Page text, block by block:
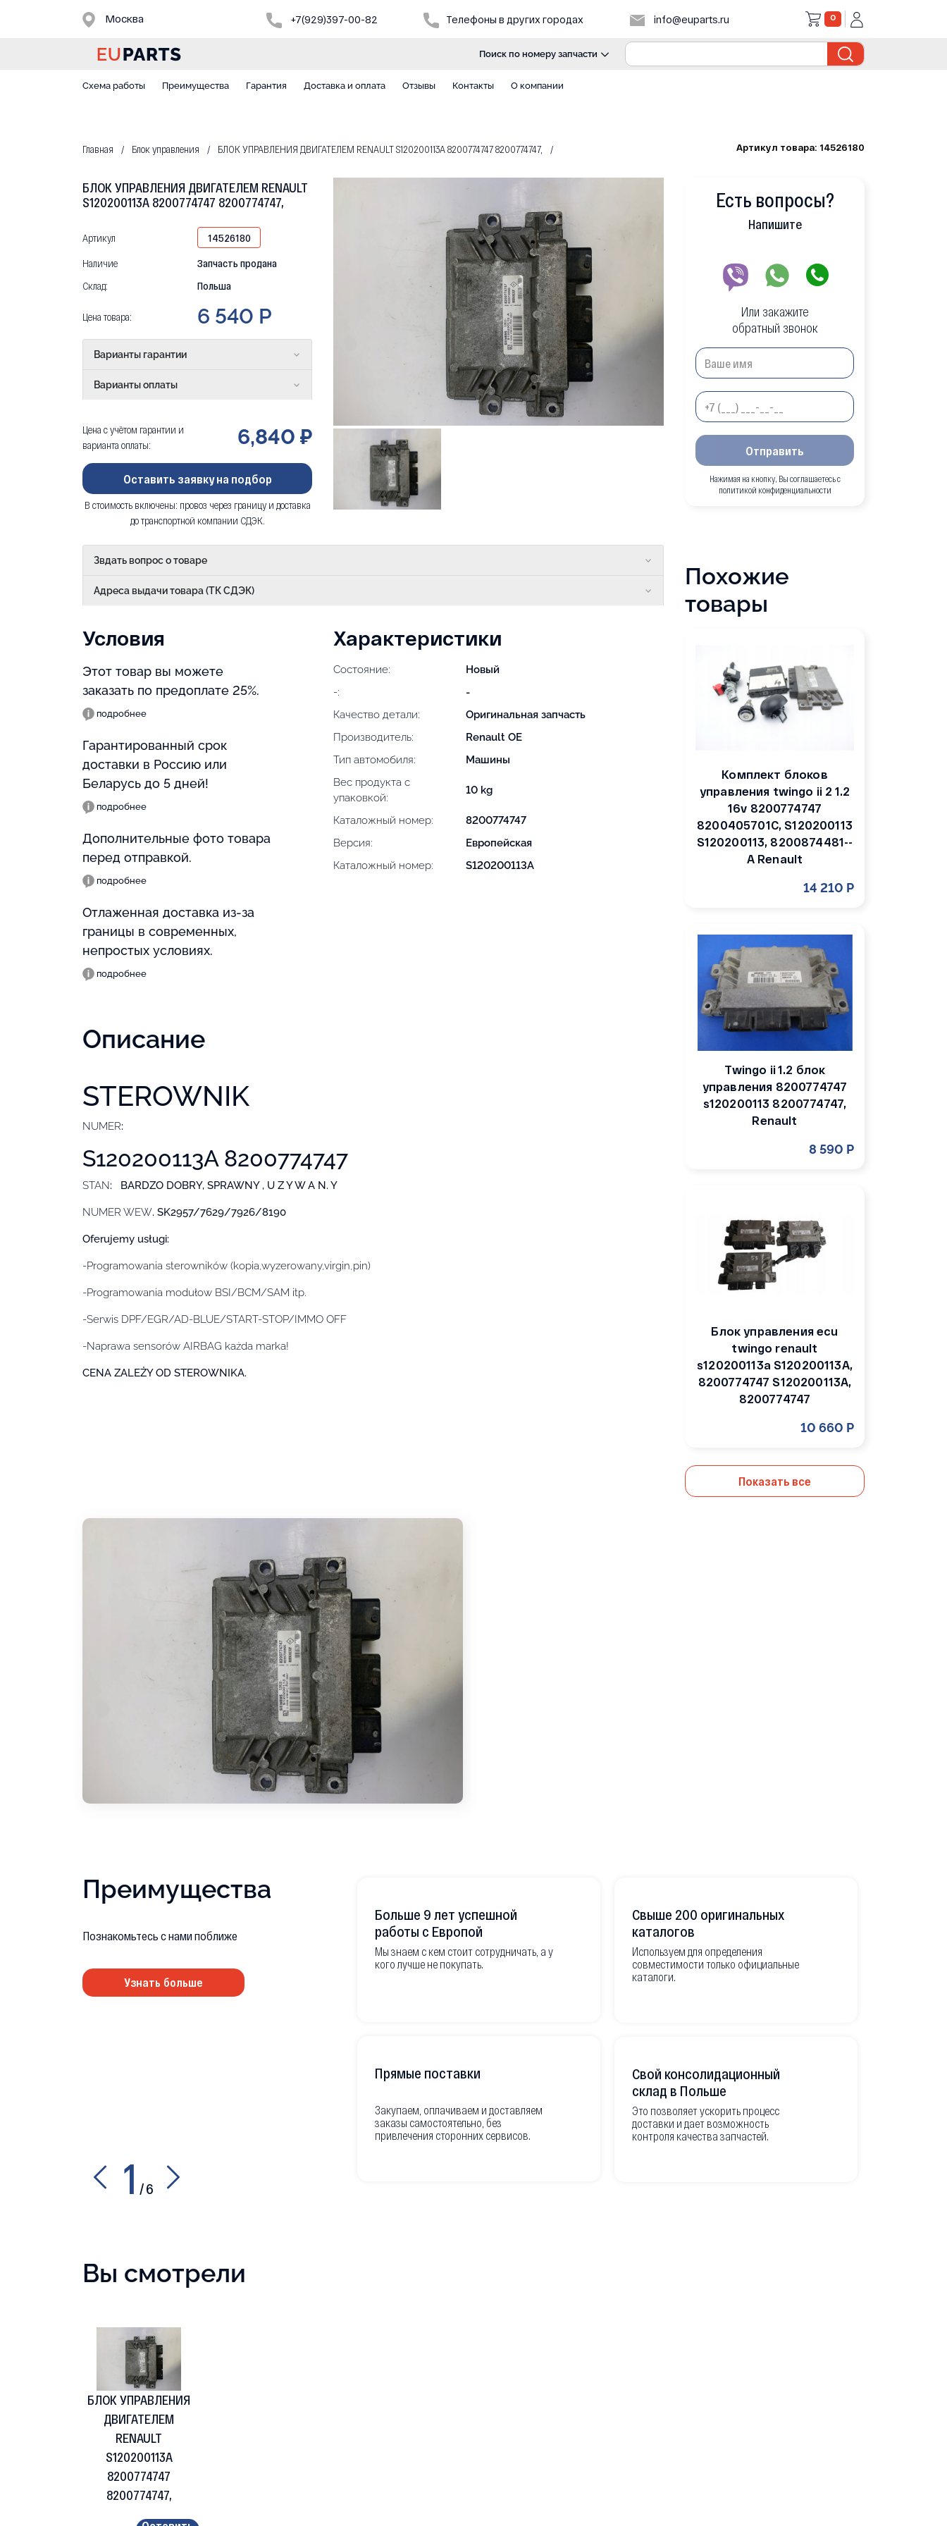
Москва +7(929)397-00-82 Телефоны в других городах info@euparts.ru 0
Поиск по номеру запчасти
Схема работы Преимущества Гарантия Доставка и оплата Отзывы Контакты О компании
Главная Блок управления БЛОК УПРАВЛЕНИЯ ДВИГАТЕЛЕМ RENAULT S120200113A 8200774747 8200774747, Артикул товара: 14526180
БЛОК УПРАВЛЕНИЯ ДВИГАТЕЛЕМ RENAULT
S120200113A 8200774747 8200774747,
Артикул
14526180
Наличие
Запчасть продана
Склад:
Польша
Цена товара: 6 540 Р
Варианты гарантии
Варианты оплаты
Цена с учётом гарантии и
варианта оплаты:
6,840 ₽
Оставить заявку на подбор
В стоимость включены: провоз через границу и доставка
до транспортной компании СДЭК.
Звдать вопрос о товаре
Адреса выдачи товара (ТК СДЭК)
Условия
Этот товар вы можете
заказать по предоплате 25%.
подробнее
Гарантированный срок
доставки в Россию или
Беларусь до 5 дней!
подробнее
Дополнительные фото товара
перед отправкой.
подробнее
Отлаженная доставка из-за
границы в современных,
непростых условиях.
подробнее
Характеристики
Состояние:
Новый
-:
-
Качество детали:
Оригинальная запчасть
Производитель:
Renault OE
Тип автомобиля:
Машины
Вес продукта с
упаковкой:
10 kg
Каталожный номер:
8200774747
Версия:
Европейская
Каталожный номер:
S120200113A
Описание
STEROWNIK
NUMER:
S120200113A 8200774747
STAN: BARDZO DOBRY, SPRAWNY , U Z Y W A N. Y
NUMER WEW. SK2957/7629/7926/8190
Oferujemy usługi:
-Programowania sterowników (kopia,wyzerowany,virgin,pin)
-Programowania modułow BSI/BCM/SAM itp.
-Serwis DPF/EGR/AD-BLUE/START-STOP/IMMO OFF
-Naprawa sensorów AIRBAG każda marka!
CENA ZALEŻY OD STEROWNIKA.
Есть вопросы?
Напишите
Или закажите
обратный звонок
Отправить
Нажимая на кнопку, Вы соглашаетесь с
политикой конфиденциальности
Похожие
товары
Комплект блоков
управления twingo ii 2 1.2
16v 8200774747
8200405701C, S120200113
S120200113, 8200874481--
A Renault
14 210 Р
Twingo ii 1.2 блок
управления 8200774747
s120200113 8200774747,
Renault
8 590 Р
Блок управления ecu
twingo renault
s120200113a S120200113A,
8200774747 S120200113A,
8200774747
10 660 Р
Показать все
Преимущества
Познакомьтесь с нами поближе
Узнать больше
1 /6
Больше 9 лет успешной
работы с Европой
Мы знаем с кем стоит сотрудничать, а у
кого лучше не покупать.
Прямые поставки
Закупаем, оплачиваем и доставляем
заказы самостоятельно, без
привлечения сторонних сервисов.
Свыше 200 оригинальных
каталогов
Используем для определения
совместимости только официальные
каталоги.
Свой консолидационный
склад в Польше
Это позволяет ускорить процесс
доставки и дает возможность
контроля качества запчастей.
Вы смотрели
БЛОК УПРАВЛЕНИЯ
ДВИГАТЕЛЕМ
RENAULT
S120200113A
8200774747
8200774747,